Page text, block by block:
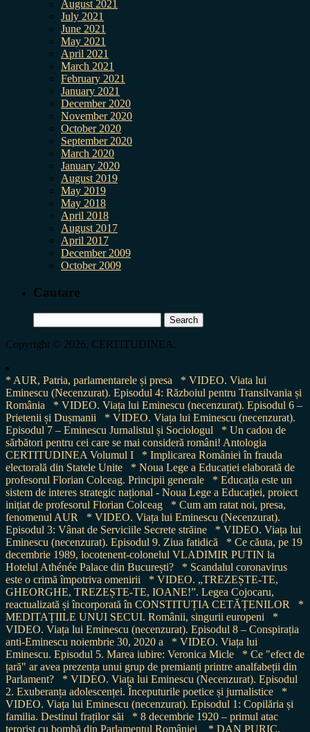
August 2021
July 2021
June 2021
May 2021
April 2021
March 2021
February 2021
January 2021
December 2020
November 2020
October 2020
September 2020
March 2020
January 2020
August 2019
May 2019
May 2018
April 2018
August 2017
April 2017
December 2009
October 2009
Cautare
for:
Copyright © 2026, CERTITUDINEA.
* AUR, Patria, parlamentarele și presa
* VIDEO. Viata lui
Eminescu (Necenzurat). Episodul 4: Războiul pentru Transilvania și
România
* VIDEO. Viața lui Eminescu (necenzurat). Episodul 6 –
Prietenii și Dușmanii
* VIDEO. Viața lui Eminescu (necenzurat).
Episodul 7 – Eminescu Jurnalistul și Sociologul
* Un cadou de
sărbători pentru cei care se mai consideră români! Antologia
CERTITUDINEA Volumul I
* Implicarea României în frauda
electorală din Statele Unite
* Noua Lege a Educației elaborată de
profesorul Florian Colceag. Principii generale
* Educația este un
sistem de interes strategic național - Noua Lege a Educației, proiect
inițiat de profesorul Florian Colceag
* Cum am ratat noi, presa,
fenomenul AUR
* VIDEO. Viața lui Eminescu (Necenzurat).
Episodul 3: Vânat de Serviciile Secrete străine
* VIDEO. Viața lui
Eminescu (necenzurat). Episodul 9. Ziua fatidică
* Ce căuta, pe 19
decembrie 1989, locotenent-colonelul VLADIMIR PUTIN la
Hotelul Athénée Palace din București?
* Scandalul coronavirus
este o crimă împotriva omenirii
* VIDEO. „TREZEȘTE-TE,
GHEORGHE, TREZEȘTE-TE, IOANE!”. Legea Cojocaru,
reactualizată și încorporată în CONSTITUȚIA CETĂȚENILOR
*
MEDITAȚIILE UNUI SECUI. Românii, singurii europeni
*
VIDEO. Viața lui Eminescu (necenzurat). Episodul 8 – Conspirația
anti-Eminescu noiembrie 30, 2020 a
* VIDEO. Viața lui
Eminescu. Episodul 5. Marea iubire: Veronica Micle
* Ce "efect de
țară" ar avea prezența unui grup de premianți printre analfabeții din
Parlament?
* VIDEO. Viața lui Eminescu (Necenzurat). Episodul
2. Exuberanța adolescenței. Începuturile poetice și jurnalistice
*
VIDEO. Viața lui Eminescu (necenzurat). Episodul 1: Copilăria și
familia. Destinul fraților săi
* 8 decembrie 1920 – primul atac
terorist cu bombă din Parlamentul României
* DAN PURIC.